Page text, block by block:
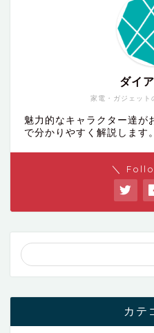
家電・ガジェット
ダイ
魅力的なキャラクター達が
で分かりやすく解説します。
＼
カテ